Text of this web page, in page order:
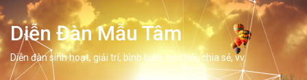
Diễn Đàn Mẫu Tâm
Diễn đàn sinh hoạt, giải trí, bình luân, học hỏi, chia sẻ, vv.